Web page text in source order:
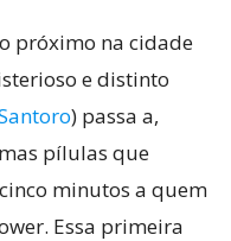
próximo na cidade
e distinto
) passa a,
pílulas que
minutos a quem
Essa primeira